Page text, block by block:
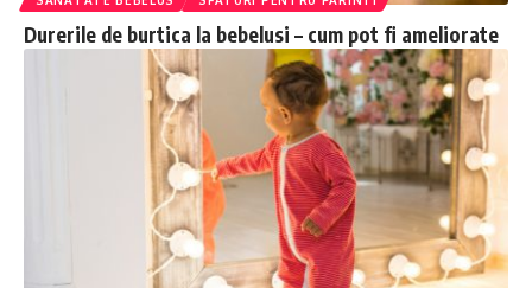
Durerile de burtica la bebelusi – cum pot fi ameliorate